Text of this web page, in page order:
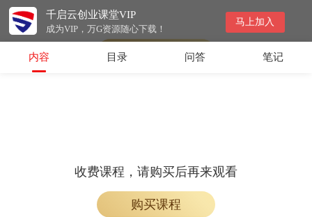
千启云创业课堂VIP
成为VIP，万G资源随心下载！
马上加入
收费课程，购买后即可解锁观看
内容 目录 问答 笔记
收费课程，请购买后再来观看
购买课程